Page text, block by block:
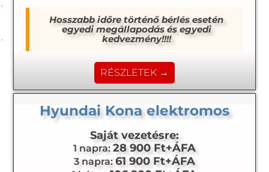
Hosszabb időre történő bérlés esetén
egyedi megállapodás és egyedi
kedvezmény!!!!
RÉSZLETEK →
Hyundai Kona elektromos
Saját vezetésre:
1 napra: 28 900 Ft+ÁFA
3 napra: 61 900 Ft+ÁFA